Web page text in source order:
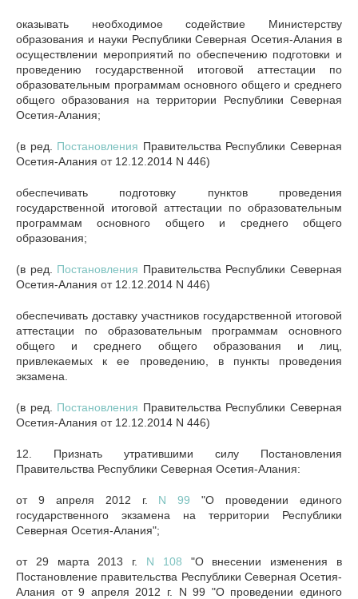
оказывать необходимое содействие Министерству
образования и науки Республики Северная Осетия-Алания в
осуществлении мероприятий по обеспечению подготовки и
проведению государственной итоговой аттестации по
образовательным программам основного общего и среднего
общего образования на территории Республики Северная
Осетия-Алания;
(в ред. Постановления Правительства Республики Северная
Осетия-Алания от 12.12.2014 N 446)
обеспечивать подготовку пунктов проведения
государственной итоговой аттестации по образовательным
программам основного общего и среднего общего
образования;
(в ред. Постановления Правительства Республики Северная
Осетия-Алания от 12.12.2014 N 446)
обеспечивать доставку участников государственной итоговой
аттестации по образовательным программам основного
общего и среднего общего образования и лиц,
привлекаемых к ее проведению, в пункты проведения
экзамена.
(в ред. Постановления Правительства Республики Северная
Осетия-Алания от 12.12.2014 N 446)
12. Признать утратившими силу Постановления
Правительства Республики Северная Осетия-Алания:
от 9 апреля 2012 г. N 99 "О проведении единого
государственного экзамена на территории Республики
Северная Осетия-Алания";
от 29 марта 2013 г. N 108 "О внесении изменения в
Постановление правительства Республики Северная Осетия-
Алания от 9 апреля 2012 г. N 99 "О проведении единого